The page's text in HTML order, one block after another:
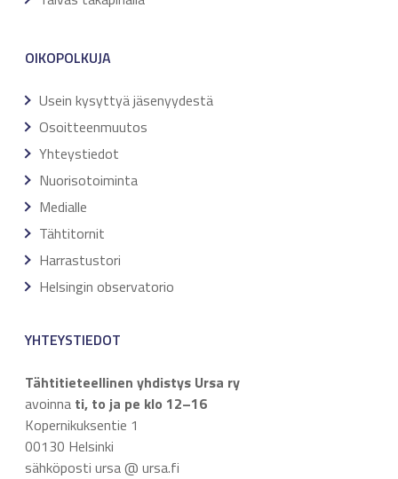
OIKOPOLKUJA
Usein kysyttyä jäsenyydestä
Osoitteenmuutos
Yhteystiedot
Nuorisotoiminta
Medialle
Tähtitornit
Harrastustori
Helsingin observatorio
YHTEYSTIEDOT
Tähtitieteellinen yhdistys Ursa ry
avoinna ti, to ja pe klo 12–16
Kopernikuksentie 1
00130 Helsinki
sähköposti ursa @ ursa.fi